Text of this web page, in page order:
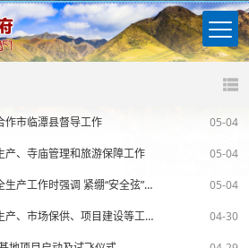
作市临潭县督导工作 05-04
产、寺庙管理和旅游保障工作 05-04
王国军督导检查“五一”假期安全生产工作时强调 紧绷“安全弦” 严把“安全关” 切实保障人民群众生命财产安全和社会大局稳定 05-04
措白调研督导“五一”节前安全生产、市场保供、项目建设等工作 04-30